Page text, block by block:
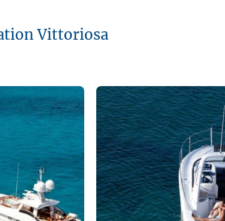
Vittoriosa